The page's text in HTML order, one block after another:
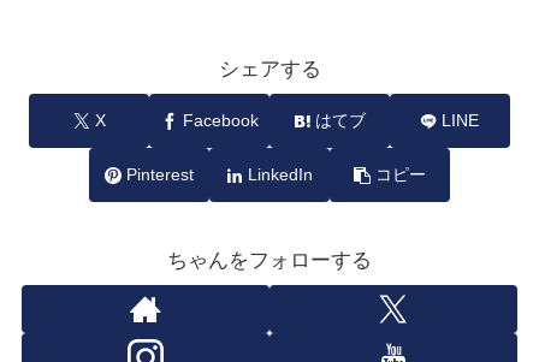
シェアする
X Facebook はてブ LINE
Pinterest LinkedIn コピー
ちゃんをフォローする